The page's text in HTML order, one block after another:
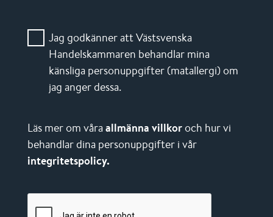
Jag godkänner att Västsvenska
Handelskammaren behandlar mina
känsliga personuppgifter (matallergi) om
jag anger dessa.
Läs mer om våraallmänna villkoroch hur vi
behandlar dina personuppgifter i vår
integritetspolicy.